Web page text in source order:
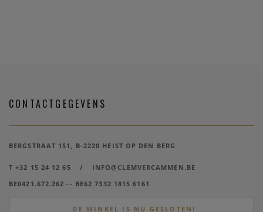
CONTACTGEGEVENS
BERGSTRAAT 151, B-2220 HEIST OP DEN BERG
T +32 15 24 12 65 /
INFO@CLEMVERCAMMEN.BE
BE0421.672.262 -- BE62 7332 1815 6161
DE WINKEL IS NU GESLOTEN!